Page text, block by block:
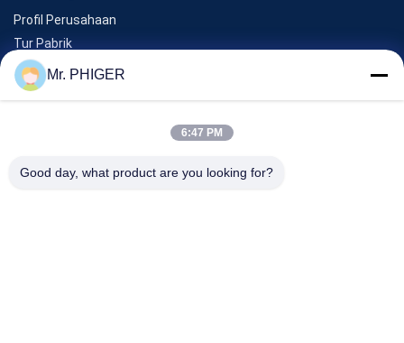
Profil Perusahaan
Tur Pabrik
Kontrol Kualitas
Sitemap
Mr. PHIGER
6:47 PM
Good day, what product are you looking for?